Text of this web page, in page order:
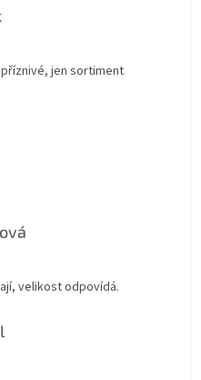
4 z 5 hvězdiček.
jen sortiment
5 z 5 hvězdiček.
5 z 5 hvězdiček.
velikost odpovídá.
5 z 5 hvězdiček.